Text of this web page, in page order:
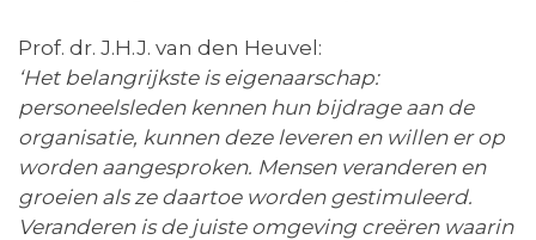
Prof. dr. J.H.J. van den Heuvel:
‘Het belangrijkste is eigenaarschap:
personeelsleden kennen hun bijdrage aan de
organisatie, kunnen deze leveren en willen er op
worden aangesproken. Mensen veranderen en
groeien als ze daartoe worden gestimuleerd.
Veranderen is de juiste omgeving creëren waarin